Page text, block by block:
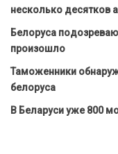
несколько десятков
Белоруса
произошло
Таможенники
белоруса
В Беларуси уже 800